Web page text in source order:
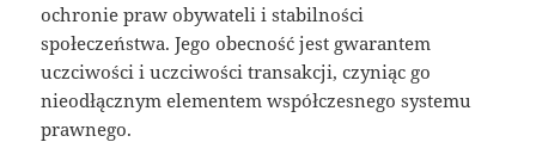
ochronie praw obywateli i stabilności
społeczeństwa. Jego obecność jest gwarantem
uczciwości i uczciwości transakcji, czyniąc go
nieodłącznym elementem współczesnego systemu
prawnego.